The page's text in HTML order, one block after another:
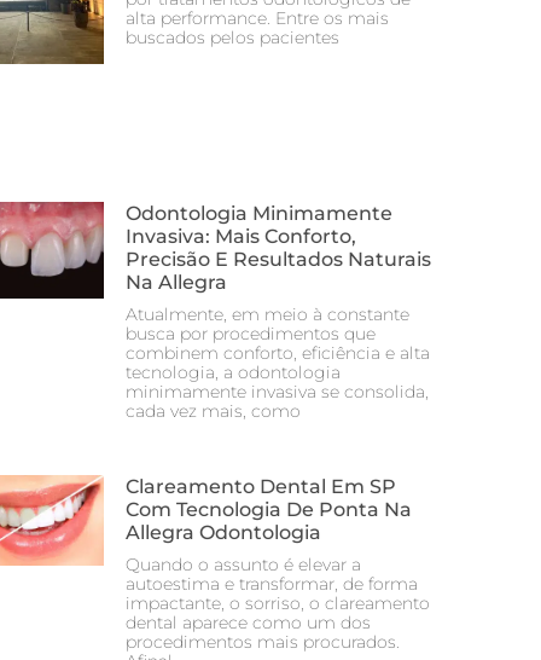
alta performance. Entre os mais
buscados pelos pacientes
Odontologia Minimamente
Invasiva: Mais Conforto,
Precisão E Resultados Naturais
Na Allegra
Atualmente, em meio à constante
busca por procedimentos que
combinem conforto, eficiência e alta
tecnologia, a odontologia
minimamente invasiva se consolida,
cada vez mais, como
Clareamento Dental Em SP
Com Tecnologia De Ponta Na
Allegra Odontologia
Quando o assunto é elevar a
autoestima e transformar, de forma
impactante, o sorriso, o clareamento
dental aparece como um dos
procedimentos mais procurados.